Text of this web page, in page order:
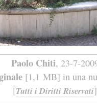
Paolo Chiti, 23-7-
[1,1 MB] in una
[Tutti i Diritti Riservati]